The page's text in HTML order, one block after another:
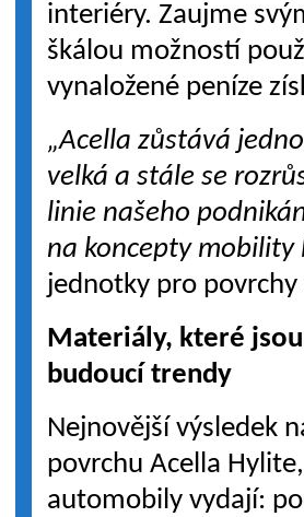
interiéry. Zaujme
škálou možností
vynaložené peníze
„Acella zůstává
velká a stále se
linie našeho
na koncepty mobility
jednotky pro
Materiály, které
budoucí trendy
Nejnovější výsledek
povrchu Acella
automobily vydají: